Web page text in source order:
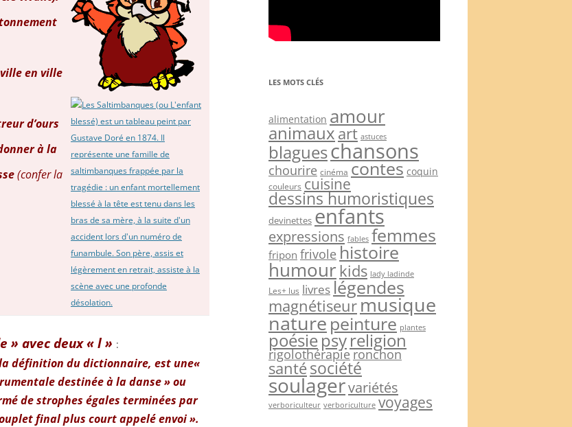
en ville
d’ours
à la
(confer la
» avec deux « l » :
définition du dictionnaire, est une«
destinée à la danse » ou
de strophes égales terminées par
final plus court appelé envoi ».
LES MOTS CLÉS
alimentation amour
animauxart astuces
blagueschansons
chourire cinéma contes coquin
couleurs cuisine
dessins humoristiques
devinettes enfants
expressions fables femmes
fripon frivole histoire
humour kids lady ladinde
Les+ lus livreslégendes
magnétiseurmusique
naturepeinture plantes
poésiepsyreligion
rigolothérapieronchon
santésociété
soulagervariétés
verboriculteur verboriculture voyages